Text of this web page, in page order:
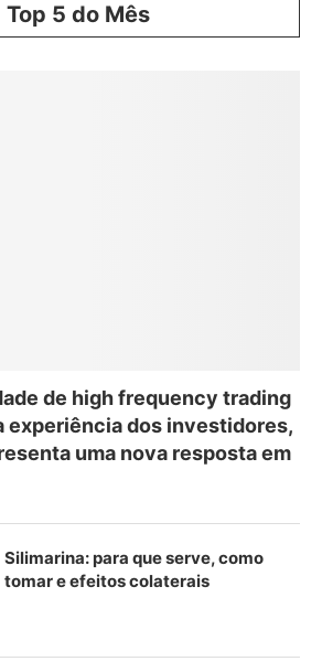
Top 5 do Mês
de high frequency trading
experiência dos investidores,
uma nova resposta em
Silimarina: para que serve, como
tomar e efeitos colaterais